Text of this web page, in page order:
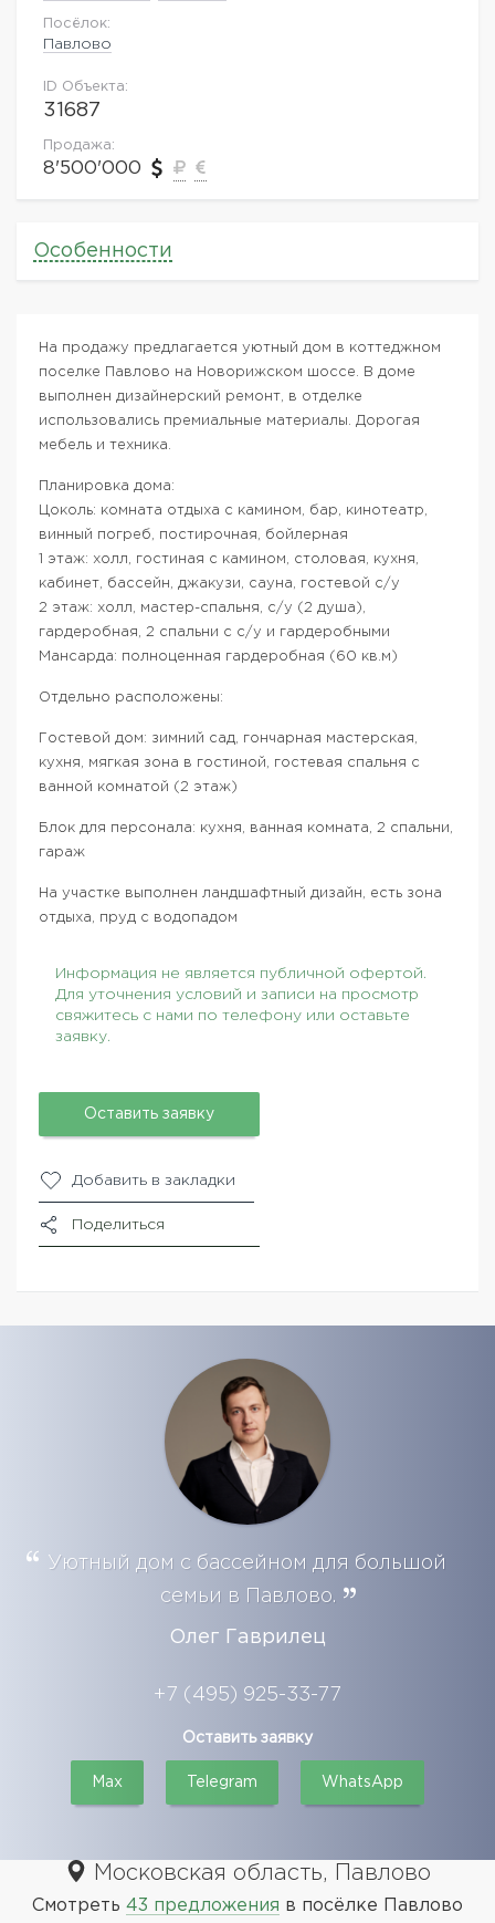
Посёлок:
Павлово
ID Объекта:
31687
Продажа:
8'500'000
Особенности
На продажу предлагается уютный дом в коттеджном
поселке Павлово на Новорижском шоссе. В доме
выполнен дизайнерский ремонт, в отделке
использовались премиальные материалы. Дорогая
мебель и техника.
Планировка дома:
Цоколь: комната отдыха с камином, бар, кинотеатр,
винный погреб, постирочная, бойлерная
1 этаж: холл, гостиная с камином, столовая, кухня,
кабинет, бассейн, джакузи, сауна, гостевой с/у
2 этаж: холл, мастер-спальня, с/у (2 душа),
гардеробная, 2 спальни с с/у и гардеробными
Мансарда: полноценная гардеробная (60 кв.м)
Отдельно расположены:
Гостевой дом: зимний сад, гончарная мастерская,
кухня, мягкая зона в гостиной, гостевая спальня с
ванной комнатой (2 этаж)
Блок для персонала: кухня, ванная комната, 2 спальни,
гараж
На участке выполнен ландшафтный дизайн, есть зона
отдыха, пруд с водопадом
Информация не является публичной офертой.
Для уточнения условий и записи на просмотр
свяжитесь с нами по телефону или оставьте
заявку.
Оставить заявку
Добавить в закладки
Поделиться
Уютный дом с бассейном для большой
семьи в Павлово.
Олег Гаврилец
+7 (495) 925-33-77
Оставить заявку
Max Telegram WhatsApp
Московская область, Павлово
Смотреть 43 предложения в посёлке Павлово